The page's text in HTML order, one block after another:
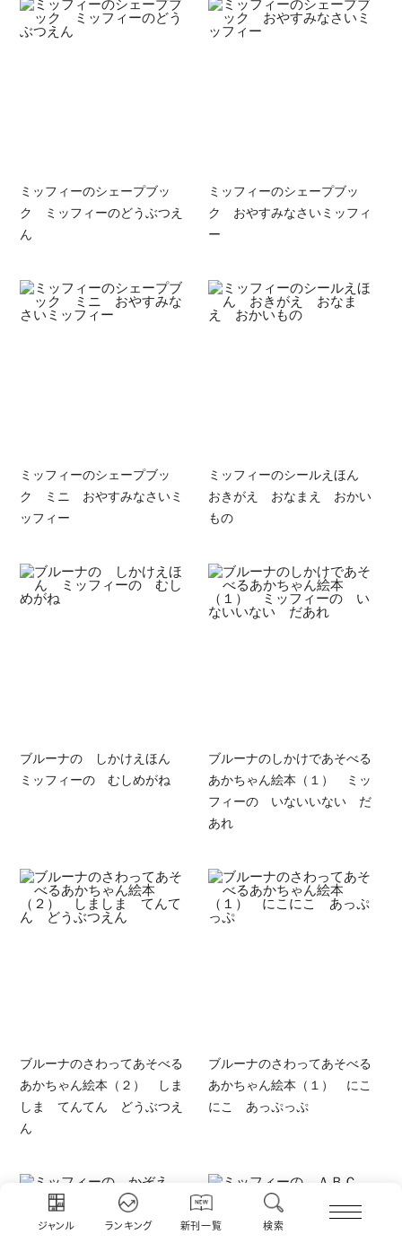
ジャンル ランキング 新刊一覧 検索
ミッフィーのシェープブッ
ク ミッフィーのどうぶつえ
ん
ミッフィーのシェープブッ
ク おやすみなさいミッフィ
ー
ミッフィーのシェープブッ
ク ミニ おやすみなさいミ
ッフィー
ミッフィーのシールえほん
おきがえ おなまえ おかい
もの
ブルーナの しかけえほん
ミッフィーの むしめがね
ブルーナのしかけであそべる
あかちゃん絵本（１） ミッ
フィーの いないいない だ
あれ
ブルーナのさわってあそべる
あかちゃん絵本（２） しま
しま てんてん どうぶつえ
ん
ブルーナのさわってあそべる
あかちゃん絵本（１） にこ
にこ あっぷっぷ